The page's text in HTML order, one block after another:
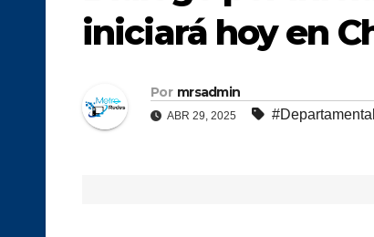
iniciará hoy en
Por mrsadmin
ABR 29, 2025